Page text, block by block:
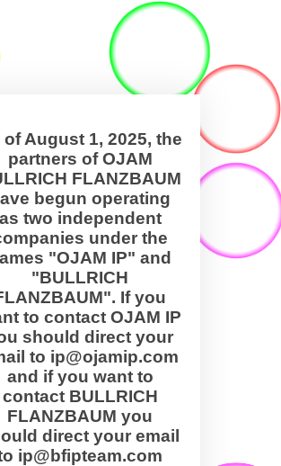
of August 1, 2025, the
partners of OJAM
FLANZBAUM
begun operating
as two independent
under the
"OJAM IP" and
"BULLRICH
If you
to contact OJAM IP
should direct your
to ip@ojamip.com
and if you want to
contact BULLRICH
FLANZBAUM you
direct your email
ip@bfipteam.com